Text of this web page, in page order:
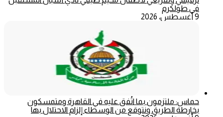
في طولكرم
9 أغسطس، 2026
حماس: ملتزمون بما اتُفق عليه في القاهرة ومتمسكون
بخارطة الطريق ونتوقع من الوسطاء إلزام الاحتلال بها